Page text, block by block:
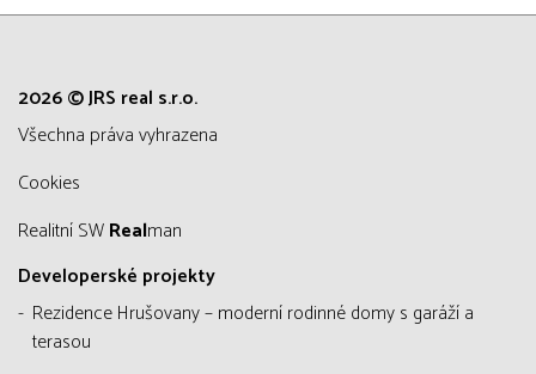
2026 © JRS real s.r.o.
všechna práva vyhrazena
Cookies
Realitní SWRealman
Developerské projekty
Rezidence Hrušovany – moderní rodinné domy s garáží a
terasou